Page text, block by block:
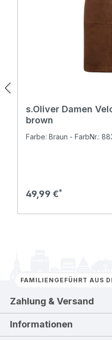
s.Oliver Damen
brown
Farbe: Braun - FarbNr.:
Regulärer Preis:
49,99 €
FAMILIENGEFÜHRT AUS
Zahlung & Versand
Informationen